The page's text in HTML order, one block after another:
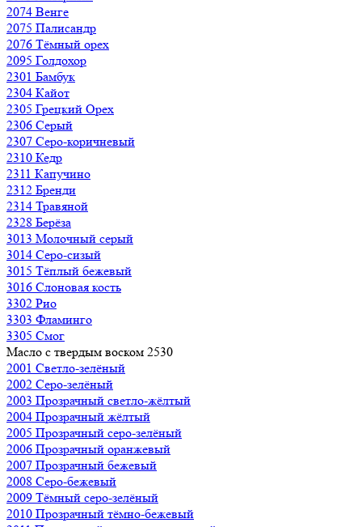
2074 Венге
2075 Палисандр
2076 Тёмный орех
2095 Голдохор
2301 Бамбук
2304 Кайот
2305 Грецкий Орех
2306 Серый
2307 Серо-коричневый
2310 Кедр
2311 Капучино
2312 Бренди
2314 Травяной
2328 Берёза
3013 Молочный серый
3014 Серо-сизый
3015 Тёплый бежевый
3016 Слоновая кость
3302 Рио
3303 Фламинго
3305 Смог
Масло с твердым воском 2530
2001 Светло-зелёный
2002 Серо-зелёный
2003 Прозрачный светло-жёлтый
2004 Прозрачный жёлтый
2005 Прозрачный серо-зелёный
2006 Прозрачный оранжевый
2007 Прозрачный бежевый
2008 Серо-бежевый
2009 Тёмный серо-зелёный
2010 Прозрачный тёмно-бежевый